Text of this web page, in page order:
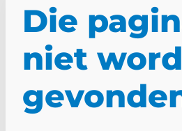
Die
niet